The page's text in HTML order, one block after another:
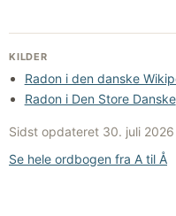
KILDER
Radon i den danske
Radon i Den Store Danske
Sidst opdateret 30. juli 2026
Se hele ordbogen fra A til Å